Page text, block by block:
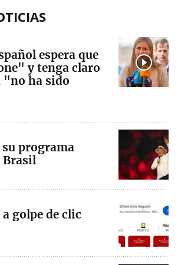
espera que
y tenga claro
"no ha sido
programa
Brasil
golpe de clic